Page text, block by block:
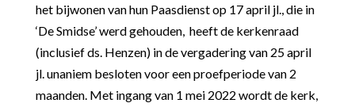
het bijwonen van hun Paasdienst op 17 april jl., die in
‘De Smidse’ werd gehouden, heeft de kerkenraad
(inclusief ds. Henzen) in de vergadering van 25 april
jl. unaniem beslotenvoor een proefperiode van 2
maanden. Met ingang van 1 mei 2022 wordt de kerk,